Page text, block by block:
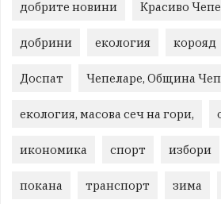
добрите новини Красиво
добрини екология корояд
Доспат Чепеларе, Община
екология, масова сеч на гори,
икономика спорт избори
покана транспорт зима